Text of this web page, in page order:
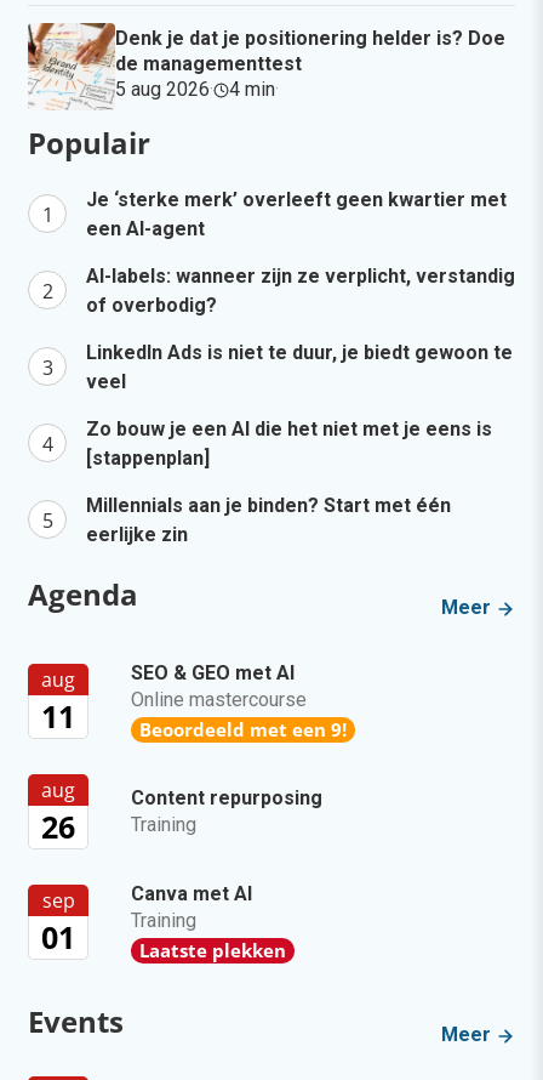
Denk je dat je positionering helder is? Doe
de managementtest
5 aug 2026· 4 min·
Populair
Je ‘sterke merk’ overleeft geen kwartier met
een AI-agent
AI-labels: wanneer zijn ze verplicht, verstandig
of overbodig?
LinkedIn Ads is niet te duur, je biedt gewoon te
veel
Zo bouw je een AI die het niet met je eens is
[stappenplan]
Millennials aan je binden? Start met één
eerlijke zin
Agenda Meer
aug
11
SEO & GEO met AI
Online mastercourse
Beoordeeld met een 9!
aug
26
Content repurposing
Training
sep
01
Canva met AI
Training
Laatste plekken
Events Meer